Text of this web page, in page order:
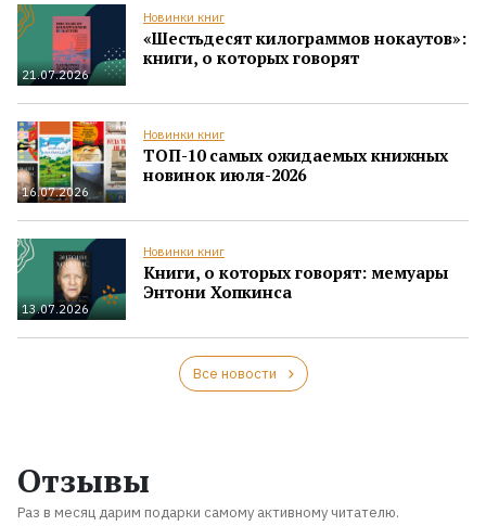
21.07.2026
Новинки книг
«Шестьдесят килограммов нокаутов»:
книги, о которых говорят
16.07.2026
Новинки книг
ТОП-10 самых ожидаемых книжных
новинок июля-2026
13.07.2026
Новинки книг
Книги, о которых говорят: мемуары
Энтони Хопкинса
Все новости
Отзывы
Раз в месяц дарим подарки самому активному читателю.